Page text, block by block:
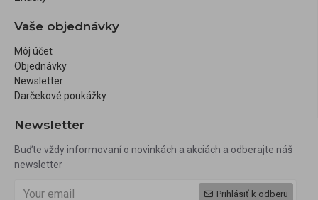
Vaše objednávky
Môj účet
Objednávky
Newsletter
Darčekové poukážky
Newsletter
Buďte vždy informovaní o novinkách a akciách a odberajte náš
newsletter
Prihlásiť k odberu